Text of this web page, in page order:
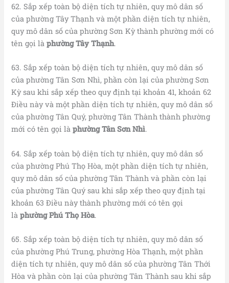
62. Sắp xếp toàn bộ diện tích tự nhiên, quy mô dân số
của phường Tây Thạnh và một phần diện tích tự nhiên,
quy mô dân số của phường Sơn Kỳ thành phường mới có
tên gọi làphường Tây Thạnh.
63. Sắp xếp toàn bộ diện tích tự nhiên, quy mô dân số
của phường Tân Sơn Nhì, phần còn lại của phường Sơn
Kỳ sau khi sắp xếp theo quy định tại khoản 41, khoản 62
Điều này và một phần diện tích tự nhiên, quy mô dân số
của phường Tân Quý, phường Tân Thành thành phường
mới có tên gọi làphường Tân Sơn Nhì.
64. Sắp xếp toàn bộ diện tích tự nhiên, quy mô dân số
của phường Phú Thọ Hòa, một phần diện tích tự nhiên,
quy mô dân số của phường Tân Thành và phần còn lại
của phường Tân Quý sau khi sắp xếp theo quy định tại
khoản 63 Điều này thành phường mới có tên gọi
làphường Phú Thọ Hòa.
65. Sắp xếp toàn bộ diện tích tự nhiên, quy mô dân số
của phường Phú Trung, phường Hòa Thạnh, một phần
diện tích tự nhiên, quy mô dân số của phường Tân Thới
Hòa và phần còn lại của phường Tân Thành sau khi sắp